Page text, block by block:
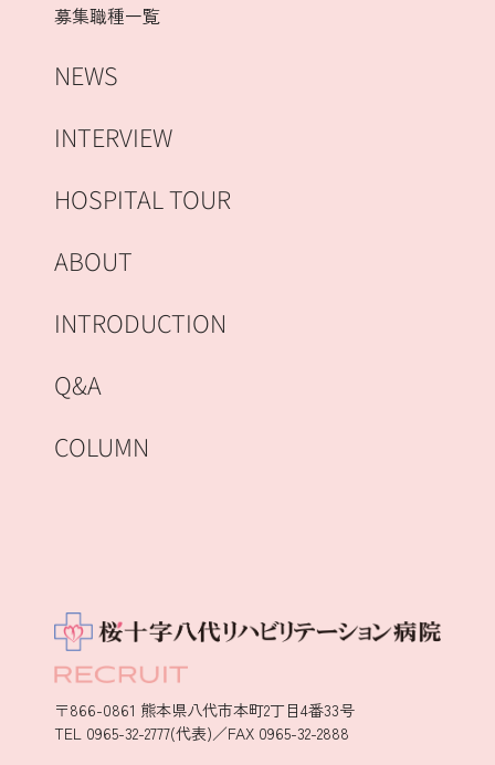
募集職種一覧
NEWS
INTERVIEW
HOSPITAL TOUR
ABOUT
INTRODUCTION
Q&A
COLUMN
〒866-0861 熊本県八代市本町2丁目4番33号
TEL 0965-32-2777(代表)／FAX 0965-32-2888